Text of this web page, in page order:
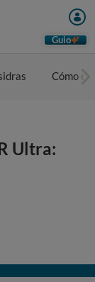
Guio
Cómo
Ultra: